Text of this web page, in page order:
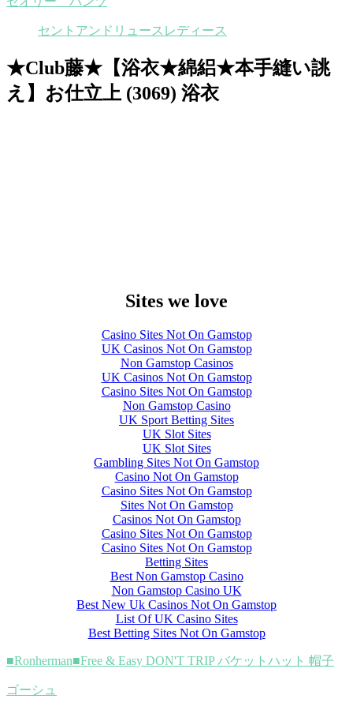
セントアンドリュースレディース
★Club藤★【浴衣★綿絽★本手縫い誂
え】お仕立上 (3069) 浴衣
Sites we love
Casino Sites Not On Gamstop
UK Casinos Not On Gamstop
Non Gamstop Casinos
UK Casinos Not On Gamstop
Casino Sites Not On Gamstop
Non Gamstop Casino
UK Sport Betting Sites
UK Slot Sites
UK Slot Sites
Gambling Sites Not On Gamstop
Casino Not On Gamstop
Casino Sites Not On Gamstop
Sites Not On Gamstop
Casinos Not On Gamstop
Casino Sites Not On Gamstop
Casino Sites Not On Gamstop
Betting Sites
Best Non Gamstop Casino
Non Gamstop Casino UK
Best New Uk Casinos Not On Gamstop
List Of UK Casino Sites
Best Betting Sites Not On Gamstop
■Ronherman■Free & Easy DON'T TRIP バケットハット 帽子
ゴーシュ